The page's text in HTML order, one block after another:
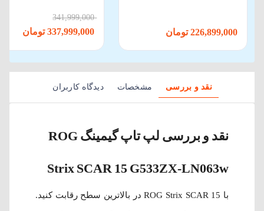
RTX5060-WIN 11
341,999,000
نقد و بررسی مشخصات دیدگاه کاربران
نقد و بررسی لپ‌ تاپ گیمینگ ROG
Strix SCAR 15 G533ZX-LN063w
با ROG Strix SCAR 15 در بالاترین سطح رقابت کنید.